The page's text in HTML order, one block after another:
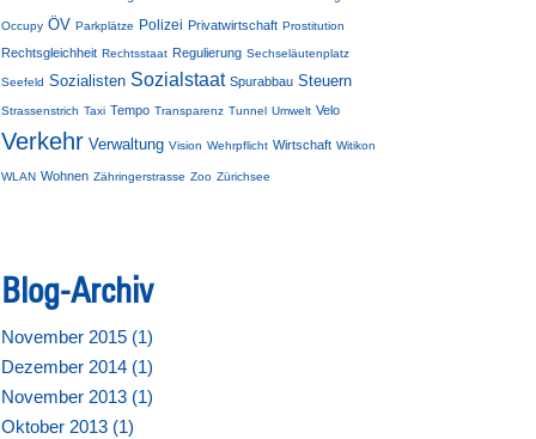
Occupy ÖV Parkplätze Polizei Privatwirtschaft Prostitution
Rechtsgleichheit Rechtsstaat Regulierung Sechseläutenplatz
Seefeld Sozialisten Sozialstaat Spurabbau Steuern
Strassenstrich Taxi Tempo Transparenz Tunnel Umwelt Velo
Verkehr Verwaltung Vision Wehrpflicht Wirtschaft Witikon
WLAN Wohnen Zähringerstrasse Zoo Zürichsee
Blog-Archiv
November 2015 (1)
Dezember 2014 (1)
November 2013 (1)
Oktober 2013 (1)